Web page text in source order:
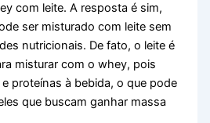
com leite. A resposta é sim,
ser misturado com leite sem
nutricionais. De fato, o leite é
misturar com o whey, pois
proteínas à bebida, o que pode
que buscam ganhar massa